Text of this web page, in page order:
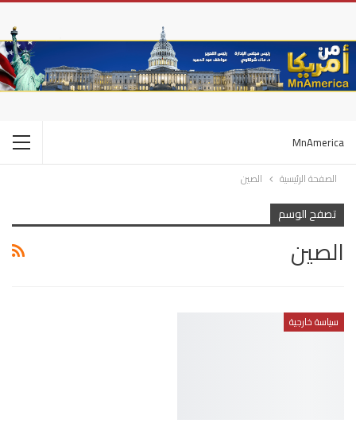
MnAmerica
الصفحة الرئيسية الصين
تصفح الوسم
الصين
سياسة خارجية